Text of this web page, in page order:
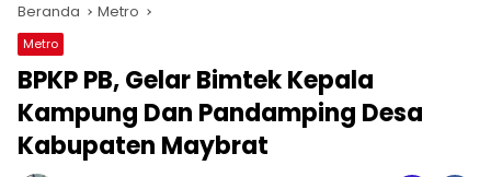
Beranda Metro
Metro
BPKP PB, Gelar Bimtek Kepala
Kampung Dan Pandamping Desa
Kabupaten Maybrat